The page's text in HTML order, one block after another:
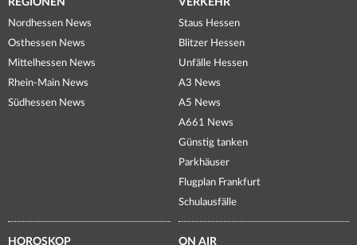
REGIONEN
Nordhessen News
Osthessen News
Mittelhessen News
Rhein-Main News
Südhessen News
VERKEHR
Staus Hessen
Blitzer Hessen
Unfälle Hessen
A3 News
A5 News
A661 News
Günstig tanken
Parkhäuser
Flugplan Frankfurt
Schulausfälle
HOROSKOP ON AIR